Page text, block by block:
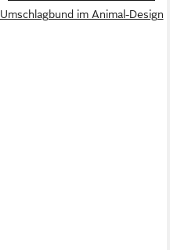
Umschlagbund im Animal-Design